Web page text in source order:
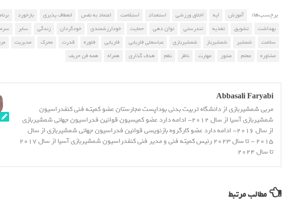
برچسب‌ها: آموزش اپه اخلاق ورزشی استعداد استقامت اعتماد به نفس انعطاف پذیری بازخورد
بهداشت
تشویق تغذیه تندرستی توان دهی حمایت خودارزشمندی خودگردان زندگی سابر
سلامت
شمشیر شمشیرباز شمشیربازی عباسعلی فاریابی فاریابی فلوره قدرت محرک مدیریت
مشاوره
معلم منتور مهارت ناظر نظم هدف گذاری همراه همه فن حریف
Abbasali Faryabi
مربی شمشیربازی از دانشگاه تربیت بدنی بوداپست مجارستان عضو کمیته فنی کنفدراسیون
شمشیربازی آسیا از سال 2012- ادامه دارد عضو کمیسیون قوانین فدراسیون جهانی شمشیربازی
از سال 2016- ادامه دارد عضو کارگروه بازنویسی قوانین فدراسیون جهانی شمشیربازی از سال
2015 - تا سال 2023 رئیس کمیته فنی و مدیر فنی کنفدراسیون شمشیربازی آسیا از سال 2017
تا سال 2024
مطالب مرتبط